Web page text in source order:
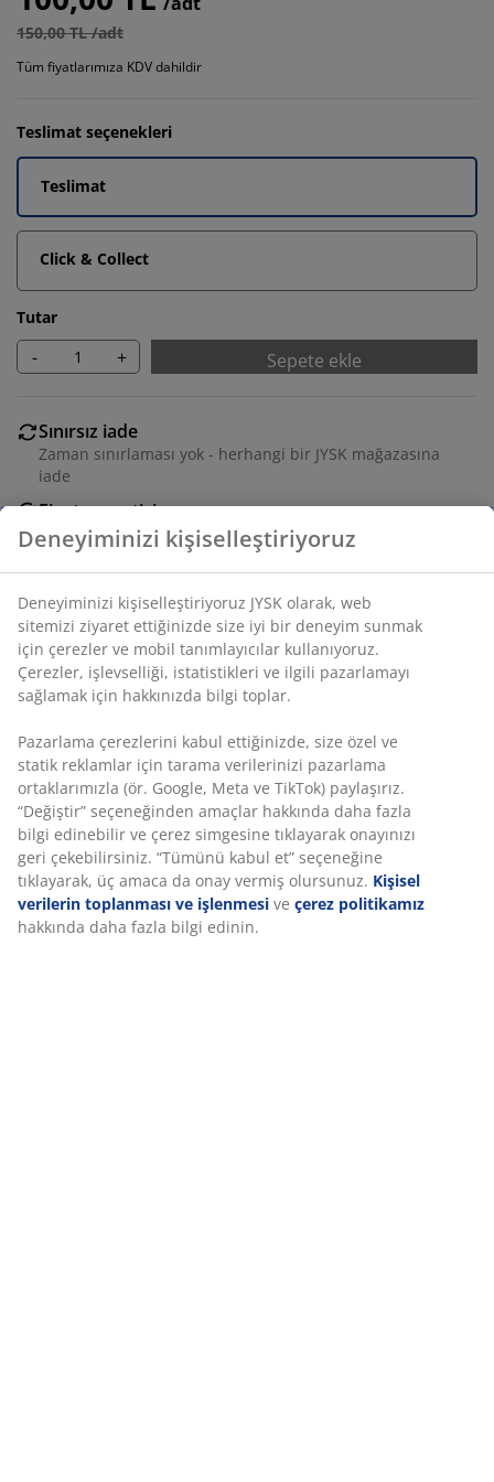
150,00 TL /adt
Tüm fiyatlarımıza KDV dahildir
Teslimat seçenekleri
Teslimat
Click & Collect
Tutar
- + Sepete ekle
Sınırsız iade
Zaman sınırlaması yok - herhangi bir JYSK mağazasına
iade
Fiyat garantisi
Satın alma işleminizde 30 günlük fiyat garantisi
Esnek teslimat seçenekleri
Romantik, oluklu tasarıma sahip gri şarap kadehi. 24 cl
kapasiteye sahiptir. Bulaşık makinesinde yıkanabilir. Ø8
x Y16 cm
SKU: 4912719
Özellikler
Deneyiminizi kişiselleştiriyoruz
Deneyiminizi kişiselleştiriyoruz JYSK olarak, web
sitemizi ziyaret ettiğinizde size iyi bir deneyim sunmak
için çerezler ve mobil tanımlayıcılar kullanıyoruz.
Çerezler, işlevselliği, istatistikleri ve ilgili pazarlamayı
sağlamak için hakkınızda bilgi toplar.
Pazarlama çerezlerini kabul ettiğinizde, size özel ve
statik reklamlar için tarama verilerinizi pazarlama
ortaklarımızla (ör. Google, Meta ve TikTok) paylaşırız.
“Değiştir” seçeneğinden amaçlar hakkında daha fazla
bilgi edinebilir ve çerez simgesine tıklayarak onayınızı
geri çekebilirsiniz. “Tümünü kabul et” seçeneğine
tıklayarak, üç amaca da onay vermiş olursunuz. Kişisel
verilerin toplanması ve işlenmesi ve çerez politikamız
hakkında daha fazla bilgi edinin.